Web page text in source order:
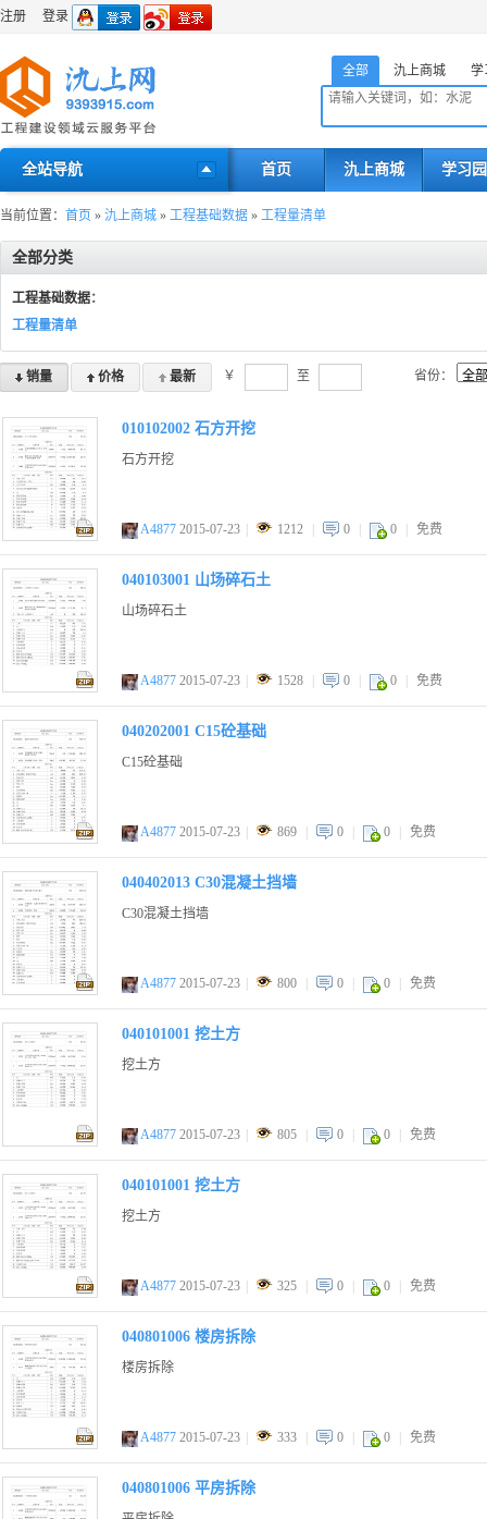
注册 登录
全部 氿上商城 学
全站导航 首页 氿上商城 学习
当前位置： 首页 » 氿上商城 » 工程基础数据 » 工程量清单
全部分类
工程基础数据：
工程量清单
销量 价格 最新 ￥ 至 省份：
zip
010102002 石方开挖
石方开挖
A4877 2015-07-23 1212 0 0 免费
zip
040103001 山场碎石土
山场碎石土
A4877 2015-07-23 1528 0 0 免费
zip
040202001 C15砼基础
C15砼基础
A4877 2015-07-23 869 0 0 免费
zip
040402013 C30混凝土挡墙
C30混凝土挡墙
A4877 2015-07-23 800 0 0 免费
zip
040101001 挖土方
挖土方
A4877 2015-07-23 805 0 0 免费
zip
040101001 挖土方
挖土方
A4877 2015-07-23 325 0 0 免费
zip
040801006 楼房拆除
楼房拆除
A4877 2015-07-23 333 0 0 免费
040801006 平房拆除